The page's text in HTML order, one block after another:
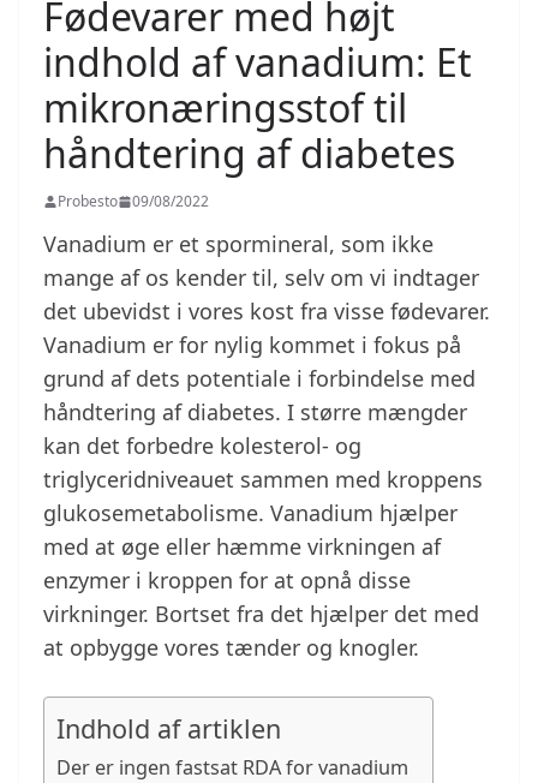
Fødevarer med højt
indhold af vanadium: Et
mikronæringsstof til
håndtering af diabetes
Probesto 09/08/2022
Vanadium er et spormineral, som ikke
mange af os kender til, selv om vi indtager
det ubevidst i vores kost fra visse fødevarer.
Vanadium er for nylig kommet i fokus på
grund af dets potentiale i forbindelse med
håndtering af diabetes. I større mængder
kan det forbedre kolesterol- og
triglyceridniveauet sammen med kroppens
glukosemetabolisme. Vanadium hjælper
med at øge eller hæmme virkningen af
enzymer i kroppen for at opnå disse
virkninger. Bortset fra det hjælper det med
at opbygge vores tænder og knogler.
Indhold af artiklen
Der er ingen fastsat RDA for vanadium